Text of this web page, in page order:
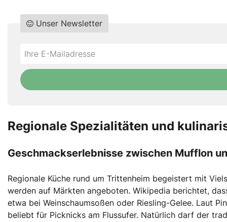
Do
fill
this
Unser Newsletter
*Ihre
Mailadresse:
Regionale Spezialitäten und
Geschmackserlebnisse zwischen Mufflon
Regionale Küche rund um Trittenheim begeistert mit
werden auf Märkten angeboten. Wikipedia berichtet,
etwa bei Weinschaumsoßen oder Riesling-Gelee. Laut
beliebt für Picknicks am Flussufer. Natürlich darf der